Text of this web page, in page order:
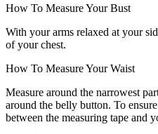
How To Measure Your Bust
With your arms relaxed at your
of your chest.
How To Measure Your Waist
Measure around the narrowest
around the belly button. To
between the measuring tape and